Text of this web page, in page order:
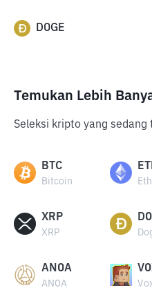
DOGE
Temukan Lebih
Seleksi kripto yang
BTC
Bitcoin
XRP
XRP
ANOA
ANOA